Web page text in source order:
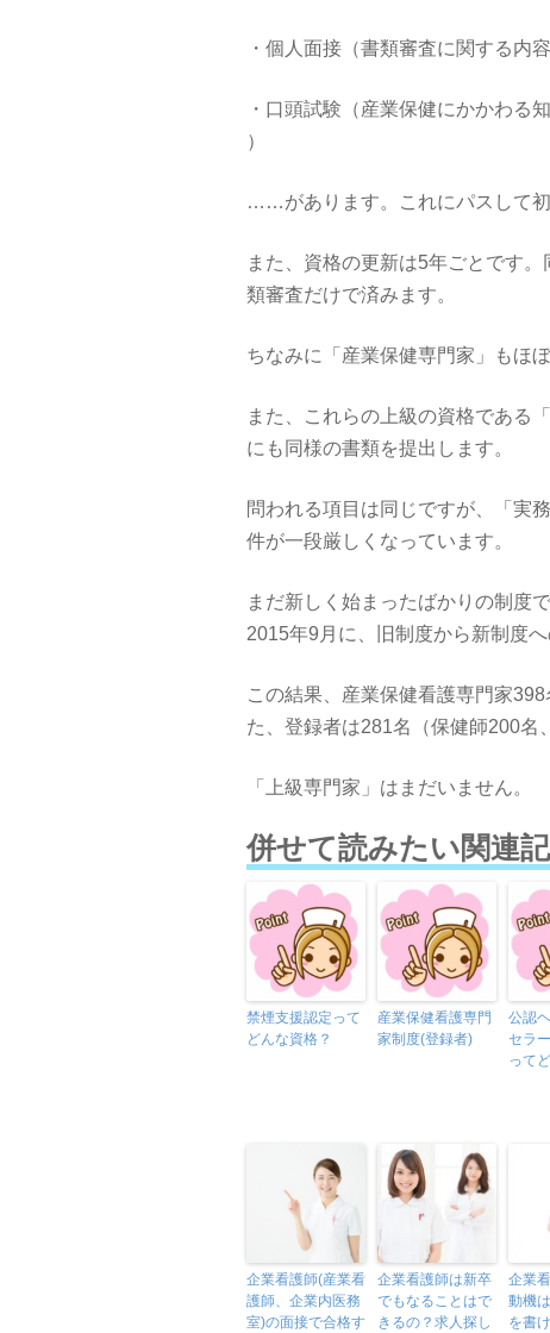
・個人面接（書類審査に関する内容
・口頭試験（産業保健にかかわる
）
……があります。これにパスして初
また、資格の更新は5年ごとです
類審査だけで済みます。
ちなみに「産業保健専門家」もほ
また、これらの上級の資格である
にも同様の書類を提出します。
問われる項目は同じですが、「実
件が一段厳しくなっています。
まだ新しく始まったばかりの制度
2015年9月に、旧制度から新制度
この結果、産業保健看護専門家
た、登録者は281名（保健師200名
「上級専門家」はまだいません。
併せて読みたい関連
禁煙支援認定って
どんな資格？
産業保健看護専門
家制度(登録者)
公認
セラ
って
企業看護師(産業看
護師、企業内医務
室)の面接で合格す
企業看護師は新卒
でもなることはで
きるの？求人探し
企業
動機
を書